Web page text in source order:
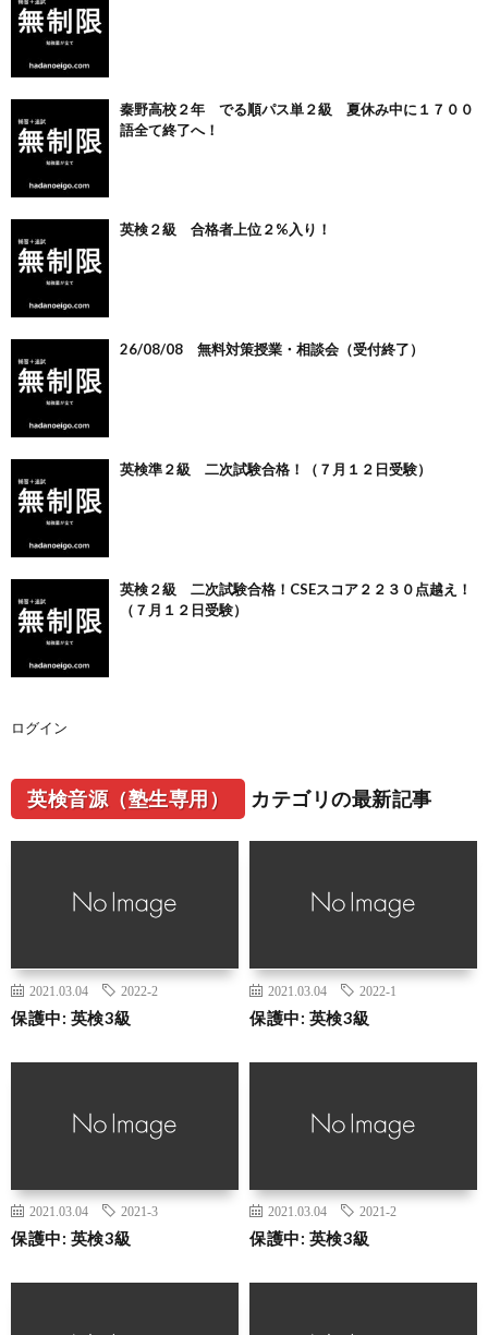
秦野高校２年 でる順パス単２級 夏休み中に１７００
語全て終了へ！
英検２級 合格者上位２%入り！
26/08/08 無料対策授業・相談会（受付終了）
英検準２級 二次試験合格！（７月１２日受験）
英検２級 二次試験合格！CSEスコア２２３０点越え！
（７月１２日受験）
ログイン
英検音源（塾生専用） カテゴリの最新記事
2021.03.04 2022-2
保護中: 英検3級
2021.03.04 2022-1
保護中: 英検3級
2021.03.04 2021-3
保護中: 英検3級
2021.03.04 2021-2
保護中: 英検3級